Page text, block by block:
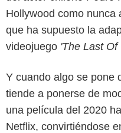
Hollywood como nunca
que ha supuesto la
videojuego 'The Last Of
Y cuando algo se pone
tiende a ponerse de
una película del 2020
Netflix, convirtiéndose